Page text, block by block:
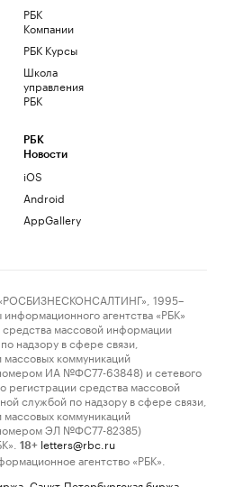
РБК
Компании
РБК Курсы
Школа
управления
РБК
РБК
Новости
iOS
Android
AppGallery
1995–
агентства «РБК»
массовой информации
надзору в сфере связи,
коммуникаций
ИА №ФС77-63848) и сетевого
регистрации средства массовой
службой по надзору в сфере связи,
коммуникаций
ЭЛ №ФС77-82385)
18+ letters@rbc.ru
агентство «РБК».